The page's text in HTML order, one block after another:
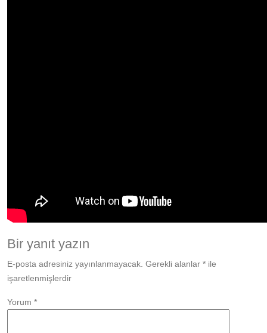
Bir yanıt yazın
E-posta adresiniz yayınlanmayacak. Gerekli alanlar * ile
işaretlenmişlerdir
Yorum *